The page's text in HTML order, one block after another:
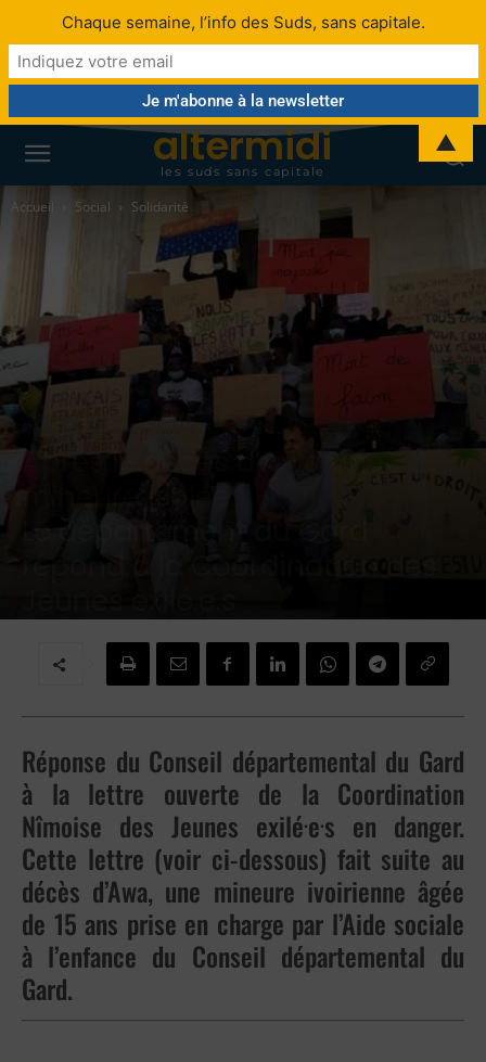
altermidi
les suds sans capitale
Accueil Social Solidarité
Collectivité territoriale Société Enfance Social Solidarité
Après le décès d’Awa une
mineure isolée:
Le département du Gard
Réponse du Conseil départemental du Gard
à la lettre ouverte de la Coordination
Nîmoise des Jeunes exilé.e.s en danger.
Cette lettre (voir ci-dessous) fait suite au
décès d’Awa, une mineure ivoirienne âgée
de 15 ans prise en charge par l’Aide sociale
à l’enfance du Conseil départemental du
Gard.
Chaque semaine, l’info des Suds, sans capitale.
▲